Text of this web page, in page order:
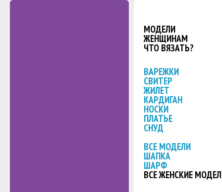
МОДЕЛИ
ЖЕНЩИНАМ
ЧТО ВЯЗАТЬ?
ВАРЕЖКИ
СВИТЕР
ЖИЛЕТ
КАРДИГАН
НОСКИ
ПЛАТЬЕ
СНУД
ВСЕ МОДЕЛИ
ШАПКА
ШАРФ
ВСЕ ЖЕНСКИЕ